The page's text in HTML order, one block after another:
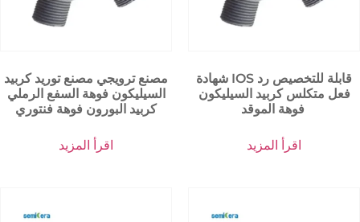
مصنع ترويجي مصنع توريد كربيد
السيليكون فوهة السفع الرملي
كربيد البورون فوهة فنتوري
اقرأ المزيد
شهادة IOS قابلة للتخصيص رد
فعل متكلس كربيد السيليكون
اقرأ المزيد